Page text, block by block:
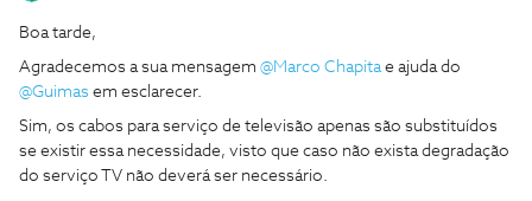
Boa tarde,
Agradecemos a sua mensagem ​ @Marco Chapitae ajuda do ​
@Guimas em esclarecer.
Sim, os cabos para serviço de televisão apenas são substituídos
se existir essa necessidade, visto que caso não exista degradação
do serviço TV não deverá ser necessário.